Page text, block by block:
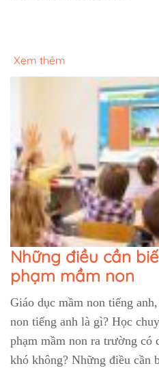
Xem thêm
Những điều cần
phạm mầm non
Giáo dục mầm non tiếng
non tiếng anh là gì? Học
phạm mầm non ra trường có
khó không? Những điều cần